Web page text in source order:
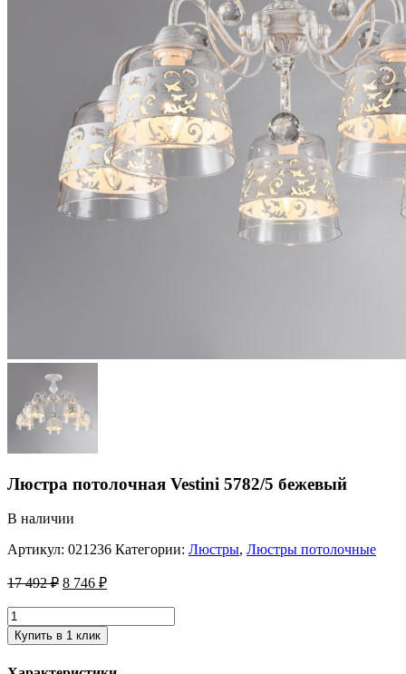
Люстра потолочная Vestini 5782/5 бежевый
В наличии
Артикул: 021236 Категории: Люстры, Люстры потолочные
17 492₽ 8 746 ₽
Купить в 1 клик